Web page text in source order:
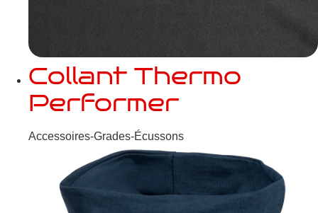
Collant Thermo
Performer
Accessoires-Grades-Écussons